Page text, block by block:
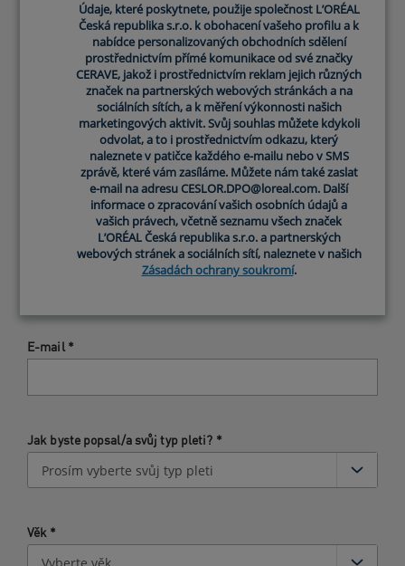
Údaje, které poskytnete, použije společnost L’ORÉAL
Česká republika s.r.o. k obohacení vašeho profilu a k
nabídce personalizovaných obchodních sdělení
prostřednictvím přímé komunikace od své značky
CERAVE, jakož i prostřednictvím reklam jejich různých
značek na partnerských webových stránkách a na
sociálních sítích, a k měření výkonnosti našich
marketingových aktivit. Svůj souhlas můžete kdykoli
odvolat, a to i prostřednictvím odkazu, který
naleznete v patičce každého e-mailu nebo v SMS
zprávě, které vám zasíláme. Můžete nám také zaslat
e-mail na adresu CESLOR.DPO@loreal.com. Další
informace o zpracování vašich osobních údajů a
vašich právech, včetně seznamu všech značek
L’ORÉAL Česká republika s.r.o. a partnerských
webových stránek a sociálních sítí, naleznete v našich
Zásadách ochrany soukromí.
Název recenze*
Komentář recenze*
Přezdívka/Jméno*
E-mail *
Jak byste popsal/a svůj typ pleti? *
Věk *
Údaje, které poskytnete, použije společnost L’ORÉAL
Česká republika s.r.o. k obohacení vašeho profilu a k
nabídce personalizovaných obchodních sdělení
prostřednictvím přímé komunikace od své značky
CERAVE, jakož i prostřednictvím reklam jejich různých
značek na partnerských webových stránkách a na
sociálních sítích, a k měření výkonnosti našich
marketingových aktivit. Svůj souhlas můžete kdykoli
odvolat, a to i prostřednictvím odkazu, který
naleznete v patičce každého e-mailu nebo v SMS
zprávě, které vám zasíláme. Můžete nám také zaslat
e-mail na adresu CESLOR.DPO@loreal.com. Další
informace o zpracování vašich osobních údajů a
vašich právech, včetně seznamu všech značek
L’ORÉAL Česká republika s.r.o. a partnerských
webových stránek a sociálních sítí, naleznete v našich
Zásadách ochrany soukromí.